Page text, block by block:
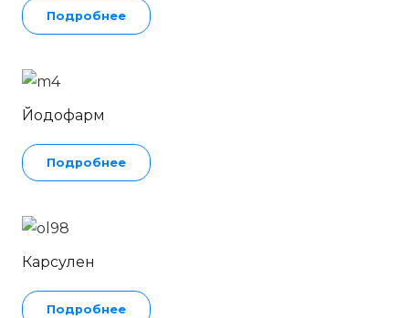
Подробнее
Йодофарм
Подробнее
Карсулен
Подробнее